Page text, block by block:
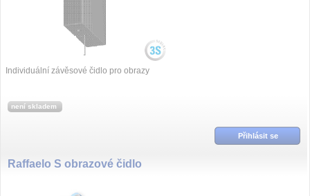
Individuální závěsové čidlo pro obrazy
není skladem
Přihlásit se
Raffaelo S obrazové čidlo